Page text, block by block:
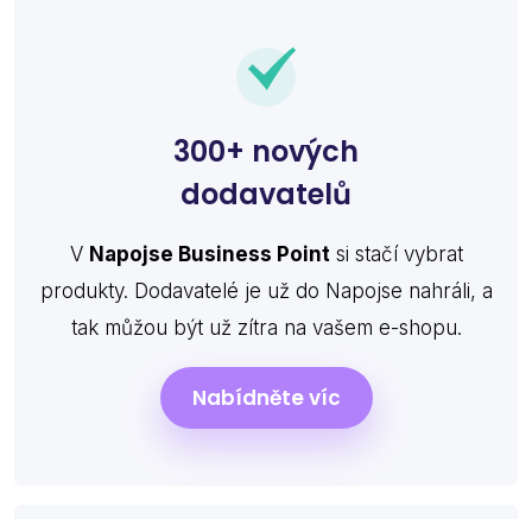
300+ nových
dodavatelů
V Napojse Business Pointsi stačí vybrat
produkty. Dodavatelé je už do Napojse nahráli, a
tak můžou být už zítra na vašem e-shopu.
Nabídněte víc